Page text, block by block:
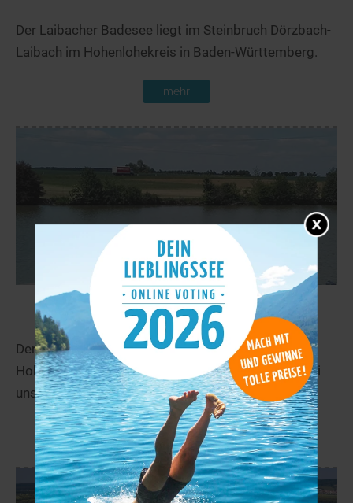
Der Laibacher Badesee liegt im Steinbruch Dörzbach-
Laibach im Hohenlohekreis in Baden-Württemberg.
mehr
Hollenbacher See 67,2 km
Der Hollenbacher See ist ein Badesee in der
Hohenloher Ebene bei Mulfingen. Finden Sie hier bei
uns weitere Informationen zu diesem See!
mehr